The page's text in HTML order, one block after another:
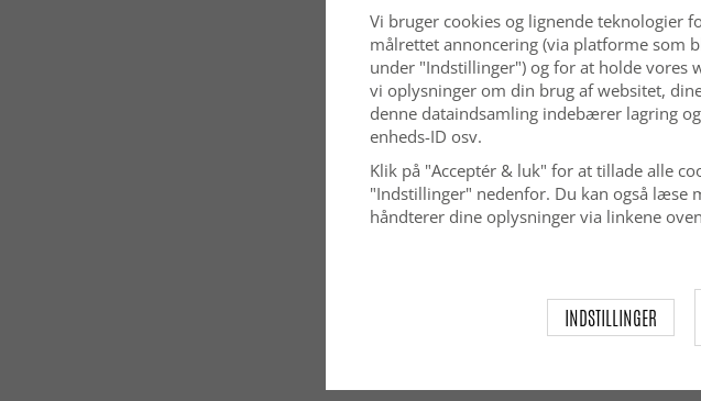
Vi bruger cookies og lignende teknologier
målrettet annoncering (via platforme som
under "Indstillinger") og for at holde vores
vi oplysninger om din brug af websitet,
denne dataindsamling indebærer lagring
enheds-ID osv.
Klik på "Acceptér & luk" for at tillade alle
"Indstillinger" nedenfor. Du kan også læse
håndterer dine oplysninger via linkene
INDSTILLINGER